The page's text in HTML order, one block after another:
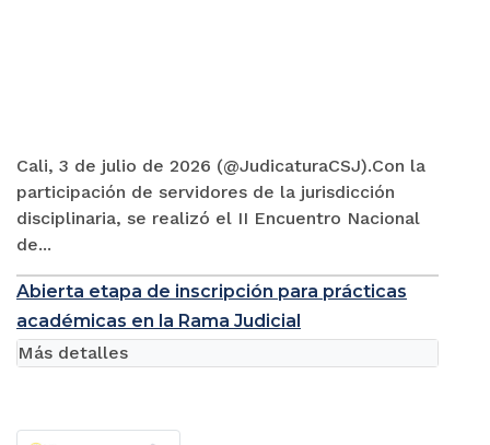
Cali, 3 de julio de 2026 (@JudicaturaCSJ).Con la
participación de servidores de la jurisdicción
disciplinaria, se realizó el II Encuentro Nacional
de...
Abierta etapa de inscripción para prácticas
académicas en la Rama Judicial
Más detalles